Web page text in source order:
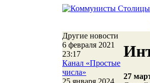
Другие новости
6 февраля 2021
23:17
Канал «Простые
числа»
25 января 2024
27